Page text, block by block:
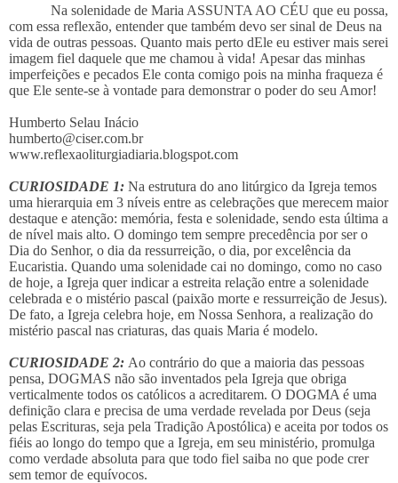
Na solenidade de Maria ASSUNTA AO CÉU que eu possa,
com essa reflexão, entender que também devo ser sinal de Deus na
vida de outras pessoas. Quanto mais perto dEle eu estiver mais serei
imagem fiel daquele que me chamou à vida! Apesar das minhas
imperfeições e pecados Ele conta comigo pois na minha fraqueza é
que Ele sente-se à vontade para demonstrar o poder do seu Amor!
Humberto Selau Inácio
humberto@ciser.com.br
www.reflexaoliturgiadiaria.blogspot.com
CURIOSIDADE 1: Na estrutura do ano litúrgico da Igreja temos
uma hierarquia em 3 níveis entre as celebrações que merecem maior
destaque e atenção: memória, festa e solenidade, sendo esta última a
de nível mais alto. O domingo tem sempre precedência por ser o
Dia do Senhor, o dia da ressurreição, o dia, por excelência da
Eucaristia. Quando uma solenidade cai no domingo, como no caso
de hoje, a Igreja quer indicar a estreita relação entre a solenidade
celebrada e o mistério pascal (paixão morte e ressurreição de Jesus).
De fato, a Igreja celebra hoje, em Nossa Senhora, a realização do
mistério pascal nas criaturas, das quais Maria é modelo.
CURIOSIDADE 2: Ao contrário do que a maioria das pessoas
pensa, DOGMAS não são inventados pela Igreja que obriga
verticalmente todos os católicos a acreditarem. O DOGMA é uma
definição clara e precisa de uma verdade revelada por Deus (seja
pelas Escrituras, seja pela Tradição Apostólica) e aceita por todos os
fiéis ao longo do tempo que a Igreja, em seu ministério, promulga
como verdade absoluta para que todo fiel saiba no que pode crer
sem temor de equívocos.